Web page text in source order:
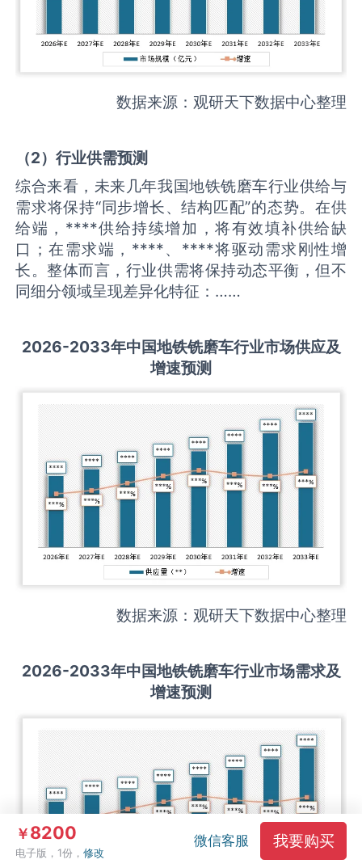
数据来源：观研天下数据中心整理
（2）行业供需预测
综合来看，未来几年我国地铁铣磨车行业供给与
需求将保持“同步增长、结构匹配”的态势。在供
给端，****供给持续增加，将有效填补供给缺
口；在需求端，****、****将驱动需求刚性增
长。整体而言，行业供需将保持动态平衡，但不
同细分领域呈现差异化特征：……
2026-2033年中国地铁铣磨车行业市场供应及
增速预测
数据来源：观研天下数据中心整理
2026-2033年中国地铁铣磨车行业市场需求及
增速预测
￥8200
电子版，1份，修改
微信客服 我要购买